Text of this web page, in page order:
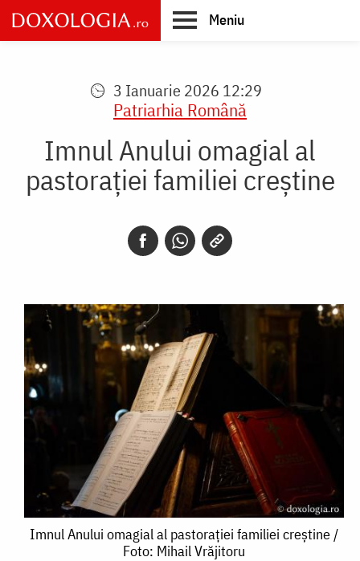
Skip
to
main
Meniu
3 Ianuarie 2026 12:29
Patriarhia Română
Imnul Anului omagial al
pastorației familiei creștine
Imnul
Imnul Anului omagial al pastorației familiei creștine /
Foto: Mihail Vrăjitoru